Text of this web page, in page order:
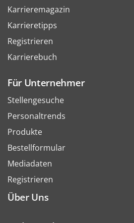
Karrieremagazin
Karrieretipps
Registrieren
Karrierebuch
Für Unternehmer
Stellengesuche
Personaltrends
Produkte
Bestellformular
Mediadaten
Registrieren
Über Uns